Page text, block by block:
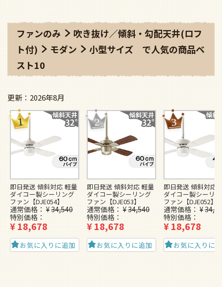
ファンのみ
吹き抜け／傾斜・勾配天井(ロフ
ト付)
モダン 小型サイズ で人気の商品ベ
スト10
2026年8月
即日発送 傾斜対応 軽量
ダイコー製シーリング
ファン【DJE054】
通常価格 ¥34,540
特別価格
¥18,678
お気に入りに追加
即日発送 傾斜対応 軽量
ダイコー製シーリング
ファン【DJE053】
通常価格 ¥34,540
特別価格
¥18,678
お気に入りに追加
即日発送 傾斜対応
ダイコー製シーリ
ファン【DJE052】
通常価格 ¥
特別価格
¥18,678
お気に入りに